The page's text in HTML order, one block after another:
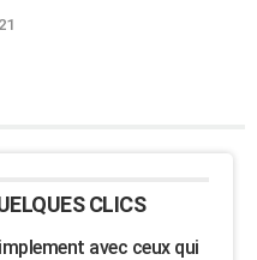
CLICS
avec ceux qui